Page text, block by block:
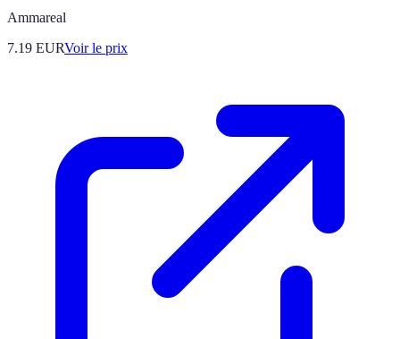
Ammareal
7.19 EURVoir le prix